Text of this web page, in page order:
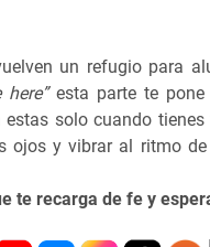
un refugio para
esta parte te pone
solo cuando
ojos y vibrar al ritmo
te recarga de fe y